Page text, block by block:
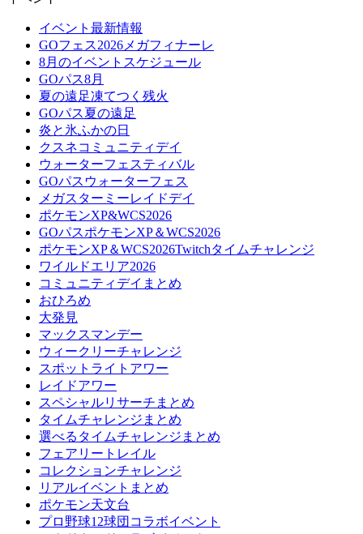
イベント最新情報
GOフェス2026メガフィナーレ
8月のイベントスケジュール
GOパス8月
夏の遠足凍てつく残火
GOパス夏の遠足
炎と氷ふかの日
クスネコミュニティデイ
ウォーターフェスティバル
GOパスウォーターフェス
メガスターミーレイドデイ
ポケモンXP&WCS2026
GOパスポケモンXP＆WCS2026
ポケモンXP＆WCS2026Twitchタイムチャレンジ
ワイルドエリア2026
コミュニティデイまとめ
おひろめ
大発見
マックスマンデー
ウィークリーチャレンジ
スポットライトアワー
レイドアワー
スペシャルリサーチまとめ
タイムチャレンジまとめ
選べるタイムチャレンジまとめ
フェアリートレイル
コレクションチャレンジ
リアルイベントまとめ
ポケモン天文台
プロ野球12球団コラボイベント